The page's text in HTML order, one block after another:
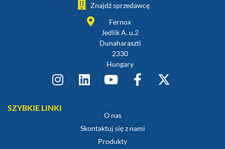
Znajdź sprzedawcę
Fernox
Jedlik A. u.2
Dunaharaszti
2330
Hungary
SZYBKIE LINKI
O nas
Skontaktuj się z nami
Produkty